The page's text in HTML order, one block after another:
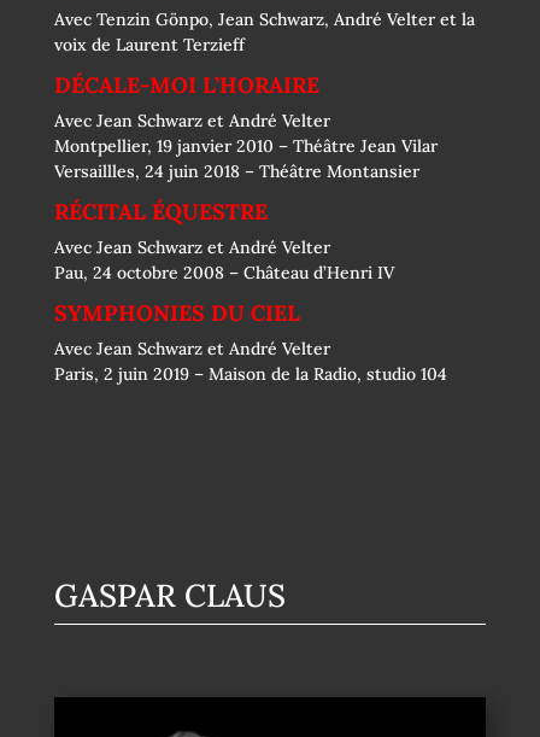
Avec Tenzin Gönpo, Jean Schwarz, André Velter et la
voix de Laurent Terzieff
DÉCALE-MOI L’HORAIRE
Avec Jean Schwarz et André Velter
Montpellier, 19 janvier 2010 – Théâtre Jean Vilar
Versaillles, 24 juin 2018 – Théâtre Montansier
RÉCITAL ÉQUESTRE
Avec Jean Schwarz et André Velter
Pau, 24 octobre 2008 – Château d’Henri IV
SYMPHONIES DU CIEL
Avec Jean Schwarz et André Velter
Paris, 2 juin 2019 – Maison de la Radio, studio 104
GASPAR CLAUS